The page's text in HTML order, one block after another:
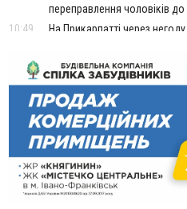
переправлення чоловіків до
10:49
На Прикарпатті через
10:43
За змову на тендері для
підприємців оштрафували
10:09
Яремчанський суд виніс
вкрав із супермаркету
09:53
В урочищі біля Галича
вагову гирку XII–XIII століть
09:39
У Франківську медики
на аорті